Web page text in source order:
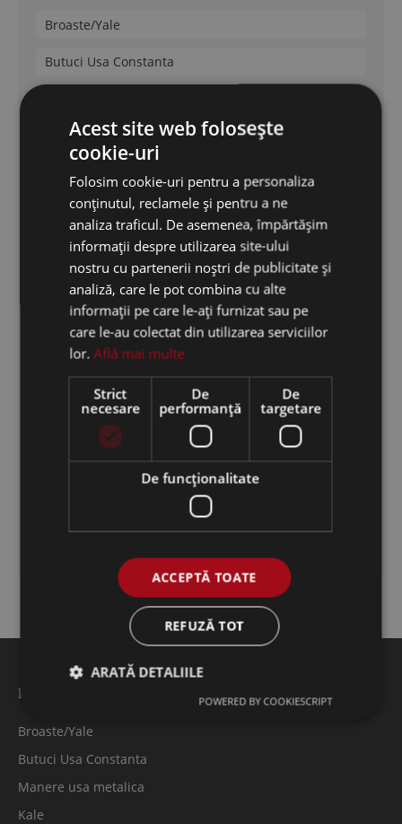
Broaste/Yale
Butuci Usa Constanta
Kale
Mottura
Securemme
Feronerie Termopan
Feronerie termopan
Broaste termopan
Manere termopan
Feronerie usi metalice
Broaste/Yale
Butuci Usa Constanta
Manere usa metalica
Kale
Acest site web folosește
cookie-uri
Folosim cookie-uri pentru a personaliza
conținutul, reclamele și pentru a ne
analiza traficul. De asemenea, împărtășim
informații despre utilizarea site-ului
nostru cu partenerii noștri de publicitate și
analiză, care le pot combina cu alte
informații pe care le-ați furnizat sau pe
care le-au colectat din utilizarea serviciilor
lor.Află mai multe
Strict
necesare
De
performanță
De
targetare
De funcţionalitate
ACCEPTĂ TOATE
REFUZĂ TOT
ARATĂ DETALIILE
POWERED BY COOKIESCRIPT